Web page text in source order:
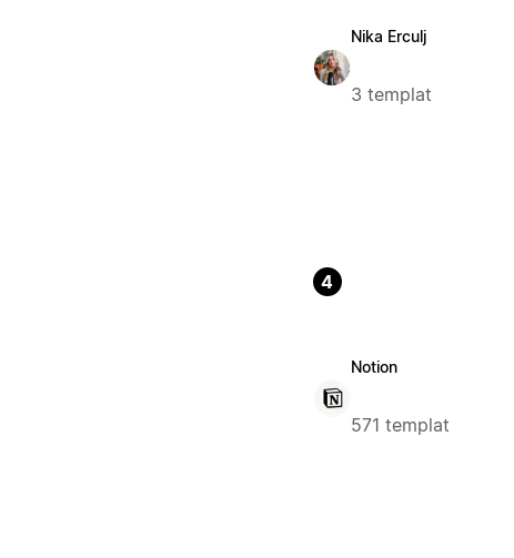
Nika Erculj
3 templat
4
Notion
571 templat